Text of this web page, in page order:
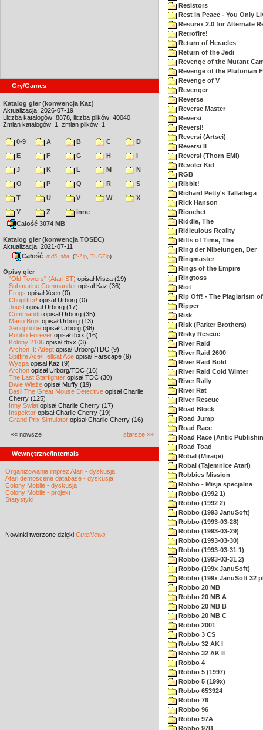
Gry/Games
Katalog gier (konwencja Kaz)
Aktualizacja: 2026-07-19
Liczba katalogów: 8878, liczba plików: 40040
Zmian katalogów: 1, zmian plików: 1
0-9 A B C
D
E
F G H
I
J
K L M
N
O
P Q R
S
T
U V W
X
Y
Z
inne
Całość 3074 MB
Katalog gier (konwencja TOSEC)
Aktualizacja: 2021-07-11
Całość md5 sha (7-Zip TUGZip)
Opisy gier
"Old Towers" (Atari ST) opisał Misza (19)
Submarine Commander opisał Kaz (36)
Frogs opisał Xeen (0)
Choplifter! opisał Urborg (0)
Joust opisał Urborg (17)
Commando opisał Urborg (35)
Mario Bros opisał Urborg (13)
Xenophobe opisał Urborg (36)
Robbo Forever opisał tbxx (16)
Kolony 2106 opisał tbxx (3)
Archon II: Adept opisał Urborg/TDC (9)
Spitfire Ace/Hellcat Ace opisał Farscape (9)
Wyspa opisał Kaz (9)
Archon opisał Urborg/TDC (16)
The Last Starfighter opisał TDC (30)
Dwie Wieże opisał Muffy (19)
Basil The Great Mouse Detective opisał Charlie
Cherry (125)
Inny Świat opisał Charlie Cherry (17)
Inspektor opisał Charlie Cherry (19)
Grand Prix Simulator opisał Charlie Cherry (16)
«« nowsze starsze »»
Wewnętrzne/Internals
Organizowanie imprez Atari - dyskusja
Atari demoscene database - dyskusja
Colony Mobile - dyskusja
Colony Mobile - projekt
Statystyki
Nowinki tworzone dzięki CuteNews
Resistors
Rest in Peace - You Only
Resurex 2.0 for Alternate
Retrofire!
Return of Heracles
Return of the Jedi
Revenge of the Mutant
Revenge of the Plutonian
Revenge of V
Revenger
Reverse
Reverse Master
Reversi
Reversi!
Reversi (Artsci)
Reversi II
Reversi (Thorn EMI)
Revoler Kid
RGB
Ribbit!
Richard Petty's Talladega
Rick Hanson
Ricochet
Riddle, The
Ridiculous Reality
Rifts of Time, The
Ring der Nibelungen, Der
Ringmaster
Rings of the Empire
Ringtoss
Riot
Rip Off! - The Plagiarism of
Ripper
Risk
Risk (Parker Brothers)
Risky Rescue
River Raid
River Raid 2600
River Raid Bold
River Raid Cold Winter
River Rally
River Rat
River Rescue
Road Block
Road Jump
Road Race
Road Race (Antic
Road Toad
Robal (Mirage)
Robal (Tajemnice Atari)
Robbies Mission
Robbo - Misja specjalna
Robbo (1992 1)
Robbo (1992 2)
Robbo (1993 JanuSoft)
Robbo (1993-03-28)
Robbo (1993-03-29)
Robbo (1993-03-30)
Robbo (1993-03-31 1)
Robbo (1993-03-31 2)
Robbo (199x JanuSoft)
Robbo (199x JanuSoft 32
Robbo 20 MB
Robbo 20 MB A
Robbo 20 MB B
Robbo 20 MB C
Robbo 2001
Robbo 3 CS
Robbo 32 AK I
Robbo 32 AK II
Robbo 4
Robbo 5 (1997)
Robbo 5 (199x)
Robbo 653924
Robbo 76
Robbo 96
Robbo 97A
Robbo 97B